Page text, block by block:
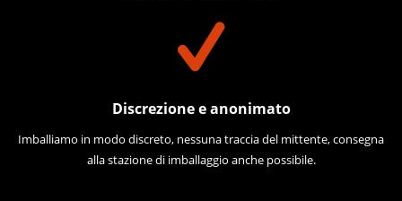
Discrezione e anonimato
Imballiamo in modo discreto, nessuna traccia del mittente, consegna
alla stazione di imballaggio anche possibile.